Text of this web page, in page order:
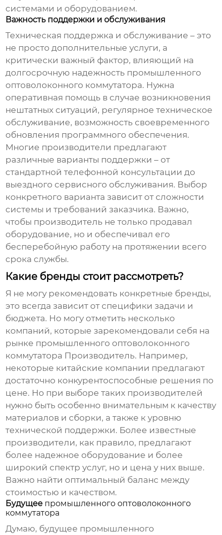
системами и оборудованием.
Важность поддержки и обслуживания
Техническая поддержка и обслуживание – это
не просто дополнительные услуги, а
критически важный фактор, влияющий на
долгосрочную надежность промышленного
оптоволоконного коммутатора. Нужна
оперативная помощь в случае возникновения
нештатных ситуаций, регулярное техническое
обслуживание, возможность своевременного
обновления программного обеспечения.
Многие производители предлагают
различные варианты поддержки – от
стандартной телефонной консультации до
выездного сервисного обслуживания. Выбор
конкретного варианта зависит от сложности
системы и требований заказчика. Важно,
чтобы производитель не только продавал
оборудование, но и обеспечивал его
бесперебойную работу на протяжении всего
срока службы.
Какие бренды стоит рассмотреть?
Я не могу рекомендовать конкретные бренды,
это всегда зависит от специфики задачи и
бюджета. Но могу отметить несколько
компаний, которые зарекомендовали себя на
рынке промышленного оптоволоконного
коммутатора Производитель. Например,
некоторые китайские компании предлагают
достаточно конкурентоспособные решения по
цене. Но при выборе таких производителей
нужно быть особенно внимательным к качеству
материалов и сборки, а также к уровню
технической поддержки. Более известные
производители, как правило, предлагают
более надежное оборудование и более
широкий спектр услуг, но и цена у них выше.
Важно найти оптимальный баланс между
стоимостью и качеством.
Будущее промышленного оптоволоконного
коммутатора
Думаю, будущее промышленного